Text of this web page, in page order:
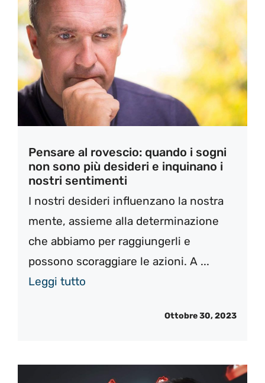
Pensare al rovescio: quando i sogni
non sono più desideri e inquinano i
nostri sentimenti
I nostri desideri influenzano la nostra
mente, assieme alla determinazione
che abbiamo per raggiungerli e
possono scoraggiare le azioni. A ...
Leggi tutto
Ottobre 30, 2023